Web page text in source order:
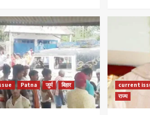
Patna जुर्म
बिहार
current
राज्य